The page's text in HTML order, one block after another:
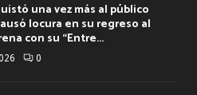
una vez más al público
locura en su regreso al
con su “Entre...
0